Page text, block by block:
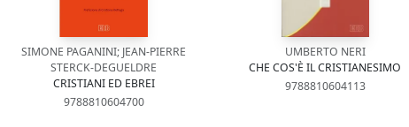
SIMONE PAGANINI; JEAN-PIERRE
STERCK-DEGUELDRE
CRISTIANI ED EBREI
9788810604700
UMBERTO NERI
CHE COS'È IL CRISTIANESIMO
9788810604113